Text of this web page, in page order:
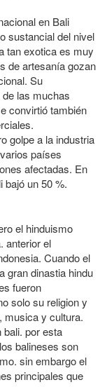
en Bali
sustancial del nivel
tan exotica es muy
de artesanía gozan
Su
las muchas
convirtió también
golpe a la industria
países
afectadas. En
bajó un 50 %.
el hinduismo
anterior el
Cuando el
gran dinastia hindu
fueron
solo su religion y
musica y cultura.
por esta
balineses son
sin embargo el
principales que